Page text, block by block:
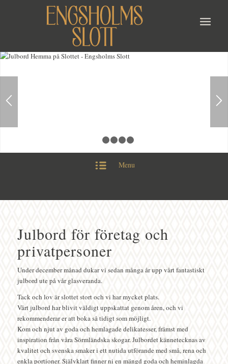
Menu
Julbord för företag och
privatpersoner
Under december månad dukar vi sedan många år upp vårt fantastiskt
julbord ute på vår glasveranda.
Tack och lov är slottet stort och vi har mycket plats.
Vårt julbord har blivit väldigt uppskattat genom åren, och vi
rekommenderar er att boka så tidigt som möjligt.
Kom och njut av goda och hemlagade delikatesser, främst med
inspiration från våra Sörmländska skogar. Julbordet kännetecknas av
kvalitet och svenska smaker i ett nutida utförande med små, rena och
enkla portioner. Självklart finner ni en mängd goda och heminlagda